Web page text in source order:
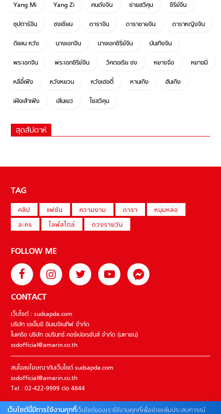
Yang Mi
Yang Zi คนดังจีน ช่ายสวีคุน
ซีรี่ย์จีน
ซุปตาร์จีน
ซ่งเชี่ยน ดาราจีน ดาราชายจีน
ดาราหญิงจีน
ดีแลน หวัง
นางเอกจีน นางเอกซีรี่ย์จีน
บันเทิงจีน
พระเอกจีน
พระเอกซีรี่ย์จีน วิคตอเรีย ซ่ง หยางจื่อ
หยางมี่
หลี่อี้เฟิง
หวังหยวน หวังเฮ่อตี้ หานเกิง
ฮันเกิง
เฝิงเส้าเฟิง
เสิ่นเยว่ ไช่สวีคุน
สุดสัปดาห์
TAG
คลิป แฟชั่น ความงาม ดารา
หนุ่มหล่อ
ละคร
ไลฟ์สไตล์ ดวงรายวัน
FOLLOW ME
CONTACT
เว็บไซต์ : sudsapda.com
บริษัท เอเอ็มอี อิมเมจิเนทีฟ จำกัด
ในเครือ บริษัท อมรินทร์ คอร์เปอเรชั่นส์ จำกัด (มหาชน)
ssdofficial@amarin.co.th
สนใจลงโฆษณากับเว็บไซต์ sudsapda.com
ssdofficial@amarin.co.th
Tel : 02-422-9999 ต่อ 4844
เว็บไซต์นี้มีการใช้งานคุกกี้เว็บไซต์ของเราใช้งานคุกกี้เพื่อช่วยเพิ่มประสบการณ์